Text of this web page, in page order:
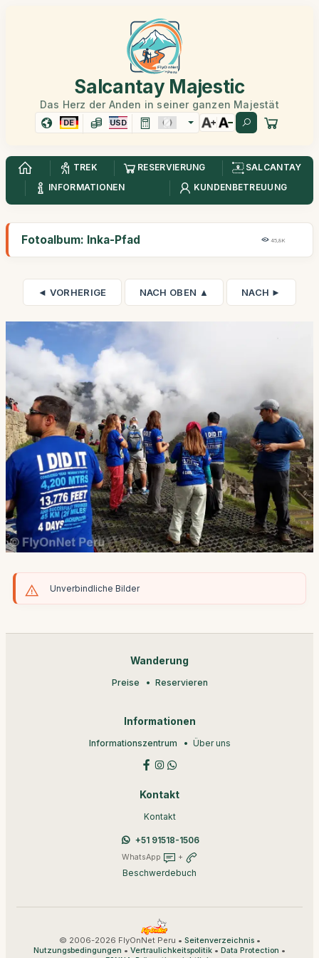
Salcantay Majestic
Das Herz der Anden in seiner ganzen Majestät
DE USD
TREK RESERVIERUNG
SALCANTAY
INFORMATIONEN
KUNDENBETREUUNG
Fotoalbum: Inka-Pfad 45,8K
◄ VORHERIGE NACH OBEN ▲ NACH ►
Unverbindliche Bilder
Wanderung
Preise Reservieren
Informationen
Informationszentrum Über uns
Kontakt
Kontakt
+51 91518-1506
WhatsApp +
Beschwerdebuch
© 2006-2026 FlyOnNet Peru • Seitenverzeichnis•
Nutzungsbedingungen • Vertraulichkeitspolitik • Data Protection •